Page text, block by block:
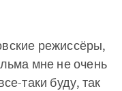
режиссёры,
мне не очень
таки буду, так